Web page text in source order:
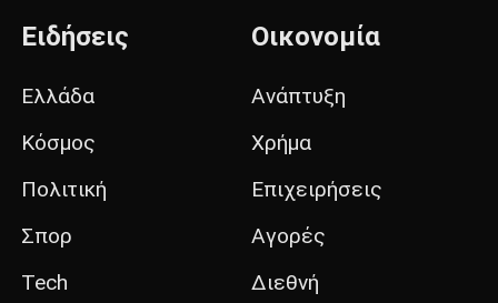
Ειδήσεις
Ελλάδα
Κόσμος
Πολιτική
Σπορ
Tech
Οικονομία
Ανάπτυξη
Χρήμα
Επιχειρήσεις
Αγορές
Διεθνή